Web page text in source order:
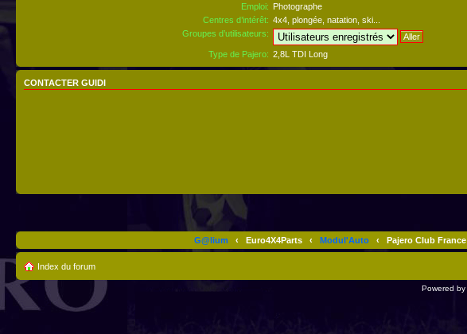
Emploi: Photographe
Centres d’intérêt: 4x4, plongée, natation, ski...
Groupes d’utilisateurs:
Type de Pajero: 2,8L TDI Long
CONTACTER GUIDI
G@lium ‹ Euro4X4Parts ‹ Modul'Auto ‹ Pajero Club France
Index du forum
Powered by